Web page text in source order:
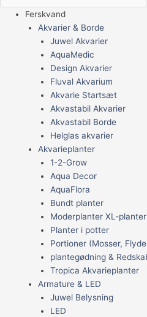
Ferskvand
Akvarier & Borde
Juwel Akvarier
AquaMedic
Design Akvarier
Fluval Akvarium
Akvarie Startsæt
Akvastabil Akvarier
Akvastabil Borde
Helglas akvarier
Akvarieplanter
1-2-Grow
Aqua Decor
AquaFlora
Bundt planter
Moderplanter XL-planter
Planter i potter
Portioner (Mosser,
plantegødning &
Tropica Akvarieplanter
Armature & LED
Juwel Belysning
LED